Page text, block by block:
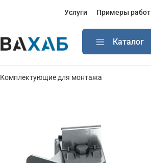
Услуги Примеры работ
Каталог
Комплектующие для монтажа